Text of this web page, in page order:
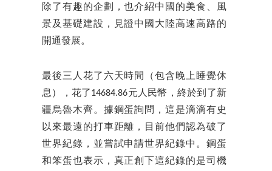
除了有趣的企劃，也介紹中國的美食、風
景及基礎建設，見證中國大陸高速高路的
開通發展。
最後三人花了六天時間（包含晚上睡覺休
息），花了14684.86元人民幣，終於到了新
疆烏魯木齊。據鋼蛋詢問，這是滴滴有史
以來最遠的打車距離，目前他們認為破了
世界紀錄，並嘗試申請世界紀錄中。鋼蛋
和笨蛋也表示，真正創下這紀錄的是司機